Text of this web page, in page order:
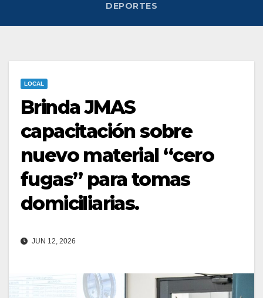
DEPORTES
LOCAL
Brinda JMAS
capacitación sobre
nuevo material “cero
fugas” para tomas
domiciliarias.
JUN 12, 2026